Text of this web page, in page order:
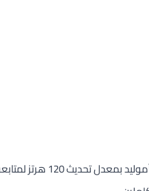
هرتز لمتابعة سريعة للاستجابة.